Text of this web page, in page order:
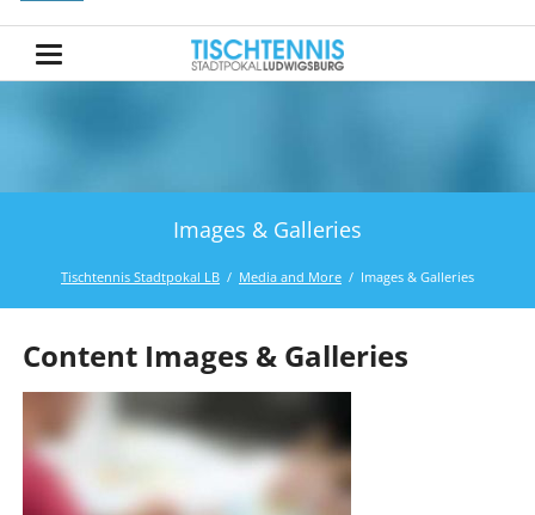
Images & Galleries
Tischtennis Stadtpokal LB Media and More Images & Galleries
Content Images & Galleries